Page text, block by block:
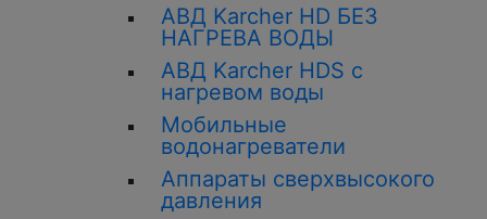
АВД Karcher HD БЕЗ
НАГРЕВА ВОДЫ
АВД Karcher HDS с
нагревом воды
Мобильные
водонагреватели
Аппараты сверхвысокого
давления